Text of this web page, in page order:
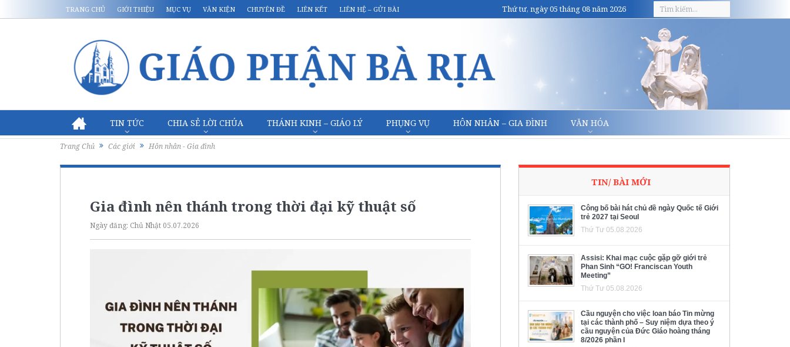
TRANG CHỦ GIỚI THIỆU MỤC VỤ VĂN KIỆN CHUYÊN ĐỀ LIÊN KẾT LIÊN HỆ – GỬI BÀI Thứ tư, ngày 05 tháng 08 năm 2026
TIN TỨC CHIA SẺ LỜI CHÚA THÁNH KINH – GIÁO LÝ PHỤNG VỤ HÔN NHÂN – GIA ĐÌNH VĂN HÓA
Trang Chủ Các giới Hôn nhân - Gia đình
Gia đình nên thánh trong thời đại kỹ thuật số
Ngày đăng: Chủ Nhật 05.07.2026
TIN/ BÀI MỚI
Công bố bài hát chủ đề ngày Quốc tế Giới
trẻ 2027 tại Seoul
Thứ Tư 05.08.2026
Assisi: Khai mạc cuộc gặp gỡ giới trẻ
Phan Sinh “GO! Franciscan Youth
Meeting”
Thứ Tư 05.08.2026
Cầu nguyện cho việc loan báo Tin mừng
tại các thành phố – Suy niệm dựa theo ý
cầu nguyện của Đức Giáo hoàng tháng
8/2026 phần I